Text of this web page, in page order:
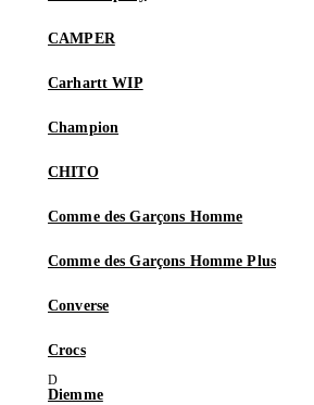
CAMPER
Carhartt WIP
Champion
CHITO
Comme des Garçons Homme
Comme des Garçons Homme Plus
Converse
Crocs
Diemme